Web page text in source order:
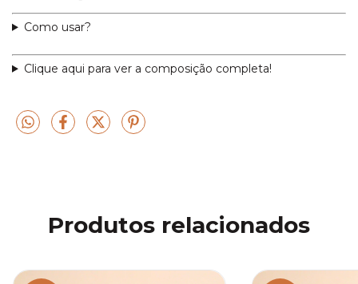
Como usar?
Clique aqui para ver a composição completa!
Produtos relacionados